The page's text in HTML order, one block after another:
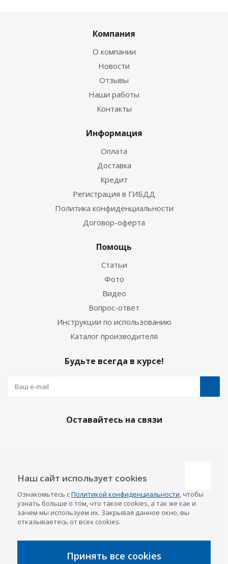
Компания
О компании
Новости
Отзывы
Наши работы
Контакты
Информация
Оплата
Доставка
Кредит
Регистрация в ГИБДД
Политика конфиденциальности
Договор-оферта
Помощь
Статьи
Фото
Видео
Вопрос-ответ
Инструкции по использованию
Каталог производителя
Будьте всегда в курсе!
Оставайтесь на связи
Казань
8 (843) 207-03-08
Уфа
8 (347) 258-84-87
8 (8352) 38-88-37
info@a-pricep.ru
Наш сайт использует cookies
Ознакомьтесь сПолитикой конфиденциальности, чтобы
узнать больше о том, что такое cookies, а так же как и
зачем мы используем их. Закрывая данное окно, вы
отказываетесь от всех cookies.
Принять все cookies